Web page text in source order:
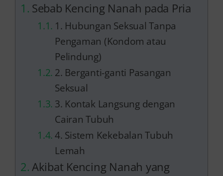
Sebab Kencing Nanah pada Pria
1. Hubungan Seksual Tanpa
Pengaman (Kondom atau
Pelindung)
2. Berganti-ganti Pasangan
Seksual
3. Kontak Langsung dengan
Cairan Tubuh
4. Sistem Kekebalan Tubuh
Lemah
Akibat Kencing Nanah yang